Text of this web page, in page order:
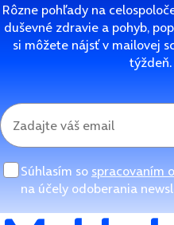
Rôzne pohľady na
duševné zdravie a pohyb,
si môžete nájsť v mailovej
týždeň.
Súhlasím so spracovaním
na účely odoberania